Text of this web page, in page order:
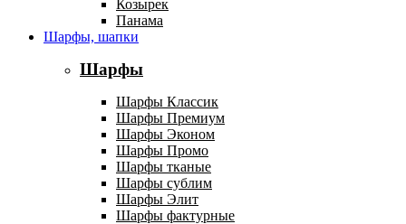
Козырек
Панама
Шарфы, шапки
Шарфы
Шарфы Классик
Шарфы Премиум
Шарфы Эконом
Шарфы Промо
Шарфы тканые
Шарфы сублим
Шарфы Элит
Шарфы фактурные